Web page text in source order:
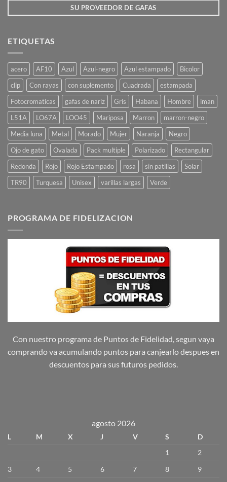
producto
SU PROVEEDOR DE GAFAS
ETIQUETAS
acero AF10 Azul Azul-negro Azul estampado
Bicolor
clip
Con rayas con suplemento Cuadrada
estampada
Fotocromaticas
gafas de nariz Gris Habana Hombre
iman
L51A
LO67A LOO45 Mariposa Marron
marron-negro
Media luna
Metal Morado Mujer Naranja
Negro
Ojo de gato
Ovalada Pack multiple Polarizado
Rectangular
Redonda
Rojo Rojo Estampado rosa sin patillas
Solar
TR90
Turquesa Unisex varillas largas Verde
PROGRAMA DE FIDELIZACION
Con nuestro programa de Puntos de Fidelidad, segun vaya
comprando va acumulando puntos para canjearlo despues en
descuentos para sus futuros pedidos.
agosto 2026
L M X J V S
D
1
2
3
4 5 6 7 8
9